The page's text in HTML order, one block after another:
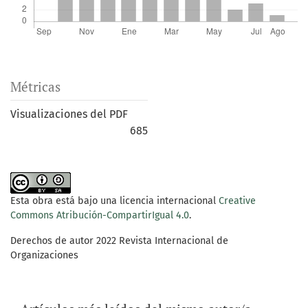
Métricas
Visualizaciones del PDF
685
Esta obra está bajo una licencia internacional Creative
Commons Atribución-CompartirIgual 4.0.
Derechos de autor 2022 Revista Internacional de
Organizaciones